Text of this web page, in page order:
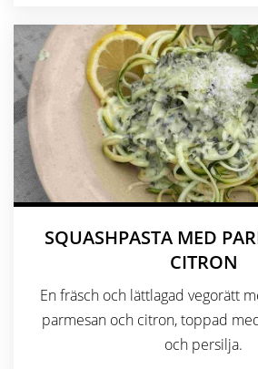
SQUASHPASTA MED
CITRON
En fräsch och lättlagad vegorätt
parmesan och citron, toppad
och persilja.